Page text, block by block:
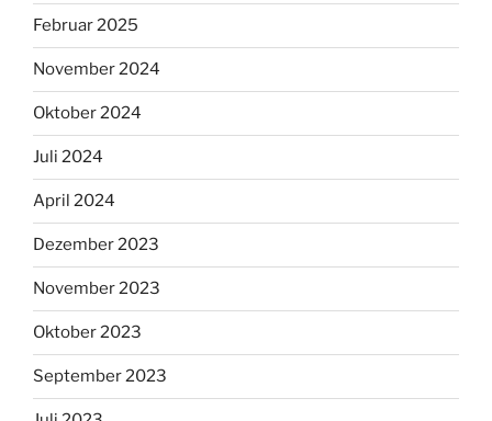
Februar 2025
November 2024
Oktober 2024
Juli 2024
April 2024
Dezember 2023
November 2023
Oktober 2023
September 2023